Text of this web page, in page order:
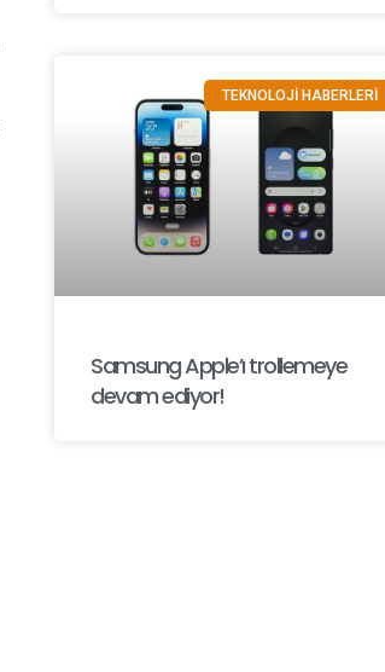
TEKNOLOJİ HABERLERİ
Samsung Apple’ı trollemeye
devam ediyor!